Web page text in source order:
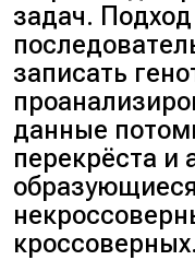
А — С = 17
В = 7 М.
между А и
Ответ:1.
задач. Подход
записать
данные
перекрёста и
кроссоверных.